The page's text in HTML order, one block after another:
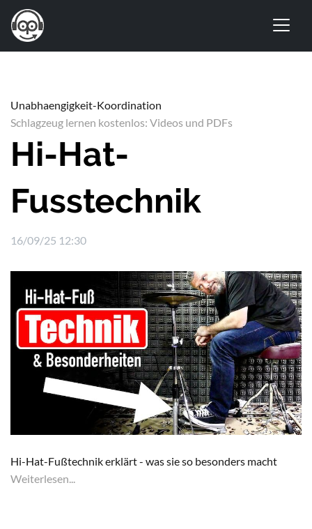
Unabhaengigkeit-Koordination
Schlagzeug lernen kostenlos: Videos und PDFs
Hi-Hat-
Fusstechnik
16/09/25 12:30
Hi-Hat-Fußtechnik erklärt - was sie so besonders macht
Weiterlesen...